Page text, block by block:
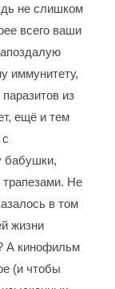
не слишком
всего ваши
иммунитету,
из
ещё и тем
бабушки,
Не
в том
жизни
А кинофильм
(и чтобы